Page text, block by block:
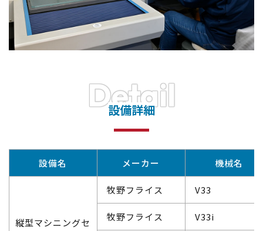
Detail
設備詳細
設備名 メーカー 機械名
縦型マシニングセ
牧野フライス V33
牧野フライス V33i